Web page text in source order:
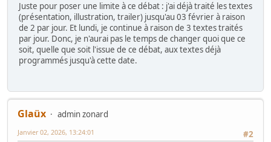
Juste pour poser une limite à ce débat : j'ai déjà traité les textes
(présentation, illustration, trailer) jusqu'au 03 février à raison
de 2 par jour. Et lundi, je continue à raison de 3 textes traités
par jour. Donc, je n'aurai pas le temps de changer quoi que ce
soit, quelle que soit l'issue de ce débat, aux textes déjà
programmés jusqu'à cette date.
Glaüx
admin zonard
#2
Janvier 02, 2026, 13:24:01